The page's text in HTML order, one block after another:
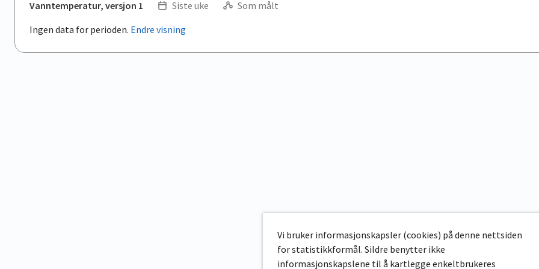
Vanntemperatur, versjon 1 Siste uke
Som målt
Ingen data for perioden. Endre visning
Vi bruker informasjonskapsler (cookies) på denne nettsiden
for statistikkformål. Sildre benytter ikke
informasjonskapslene til å kartlegge enkeltbrukeres